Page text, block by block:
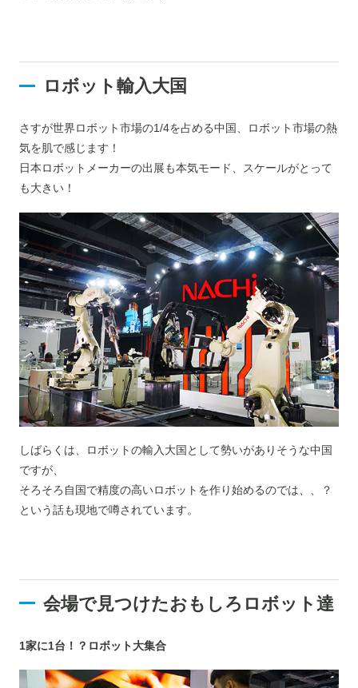
ロボット輸入大国
さすが世界ロボット市場の1/4を占める中国、ロボット市場の熱
気を肌で感じます！
日本ロボットメーカーの出展も本気モード、スケールがとって
も大きい！
しばらくは、ロボットの輸入大国として勢いがありそうな中国
ですが、
そろそろ自国で精度の高いロボットを作り始めるのでは、、？
という話も現地で噂されています。
会場で見つけたおもしろロボット達
1家に1台！？ロボット大集合